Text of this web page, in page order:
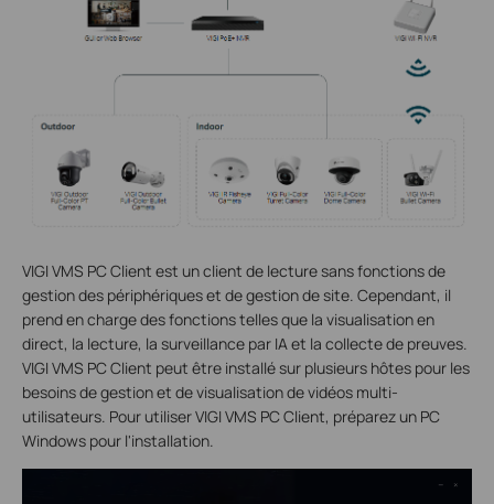
VIGI VMS PC Client est un client de lecture sans fonctions de
gestion des périphériques et de gestion de site. Cependant, il
prend en charge des fonctions telles que la visualisation en
direct, la lecture, la surveillance par IA et la collecte de preuves.
VIGI VMS PC Client peut être installé sur plusieurs hôtes pour les
besoins de gestion et de visualisation de vidéos multi-
utilisateurs. Pour utiliser VIGI VMS PC Client, préparez un PC
Windows pour l'installation.